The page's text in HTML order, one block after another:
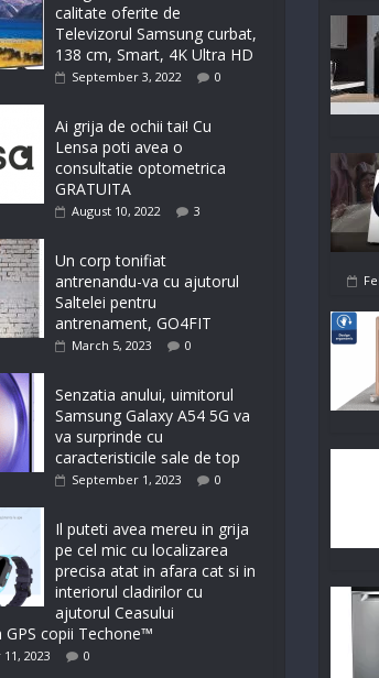
calitate oferite de
Televizorul Samsung curbat,
138 cm, Smart, 4K Ultra HD
September 3, 2022 0
Ai grija de ochii tai! Cu
Lensa poti avea o
consultatie optometrica
GRATUITA
August 10, 2022 3
Un corp tonifiat
antrenandu-va cu ajutorul
Saltelei pentru
antrenament, GO4FIT
March 5, 2023 0
Senzatia anului, uimitorul
Samsung Galaxy A54 5G va
va surprinde cu
caracteristicile sale de top
September 1, 2023 0
Il puteti avea mereu in grija
pe cel mic cu localizarea
precisa atat in afara cat si in
interiorul cladirilor cu
ajutorul Ceasului
copii Techone™
2023 0